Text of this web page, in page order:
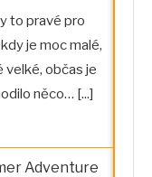
to pravé pro
je moc malé,
velké, občas je
něco… [...]
Adventure